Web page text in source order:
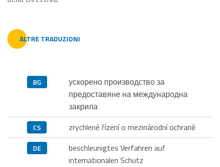
ALTRE TRADUZIONI
BG
ускорено производство за
предоставяне на международна
закрила
CS zrychlené řízení o mezinárodní ochraně
DE
beschleunigtes Verfahren auf
internationalen Schutz